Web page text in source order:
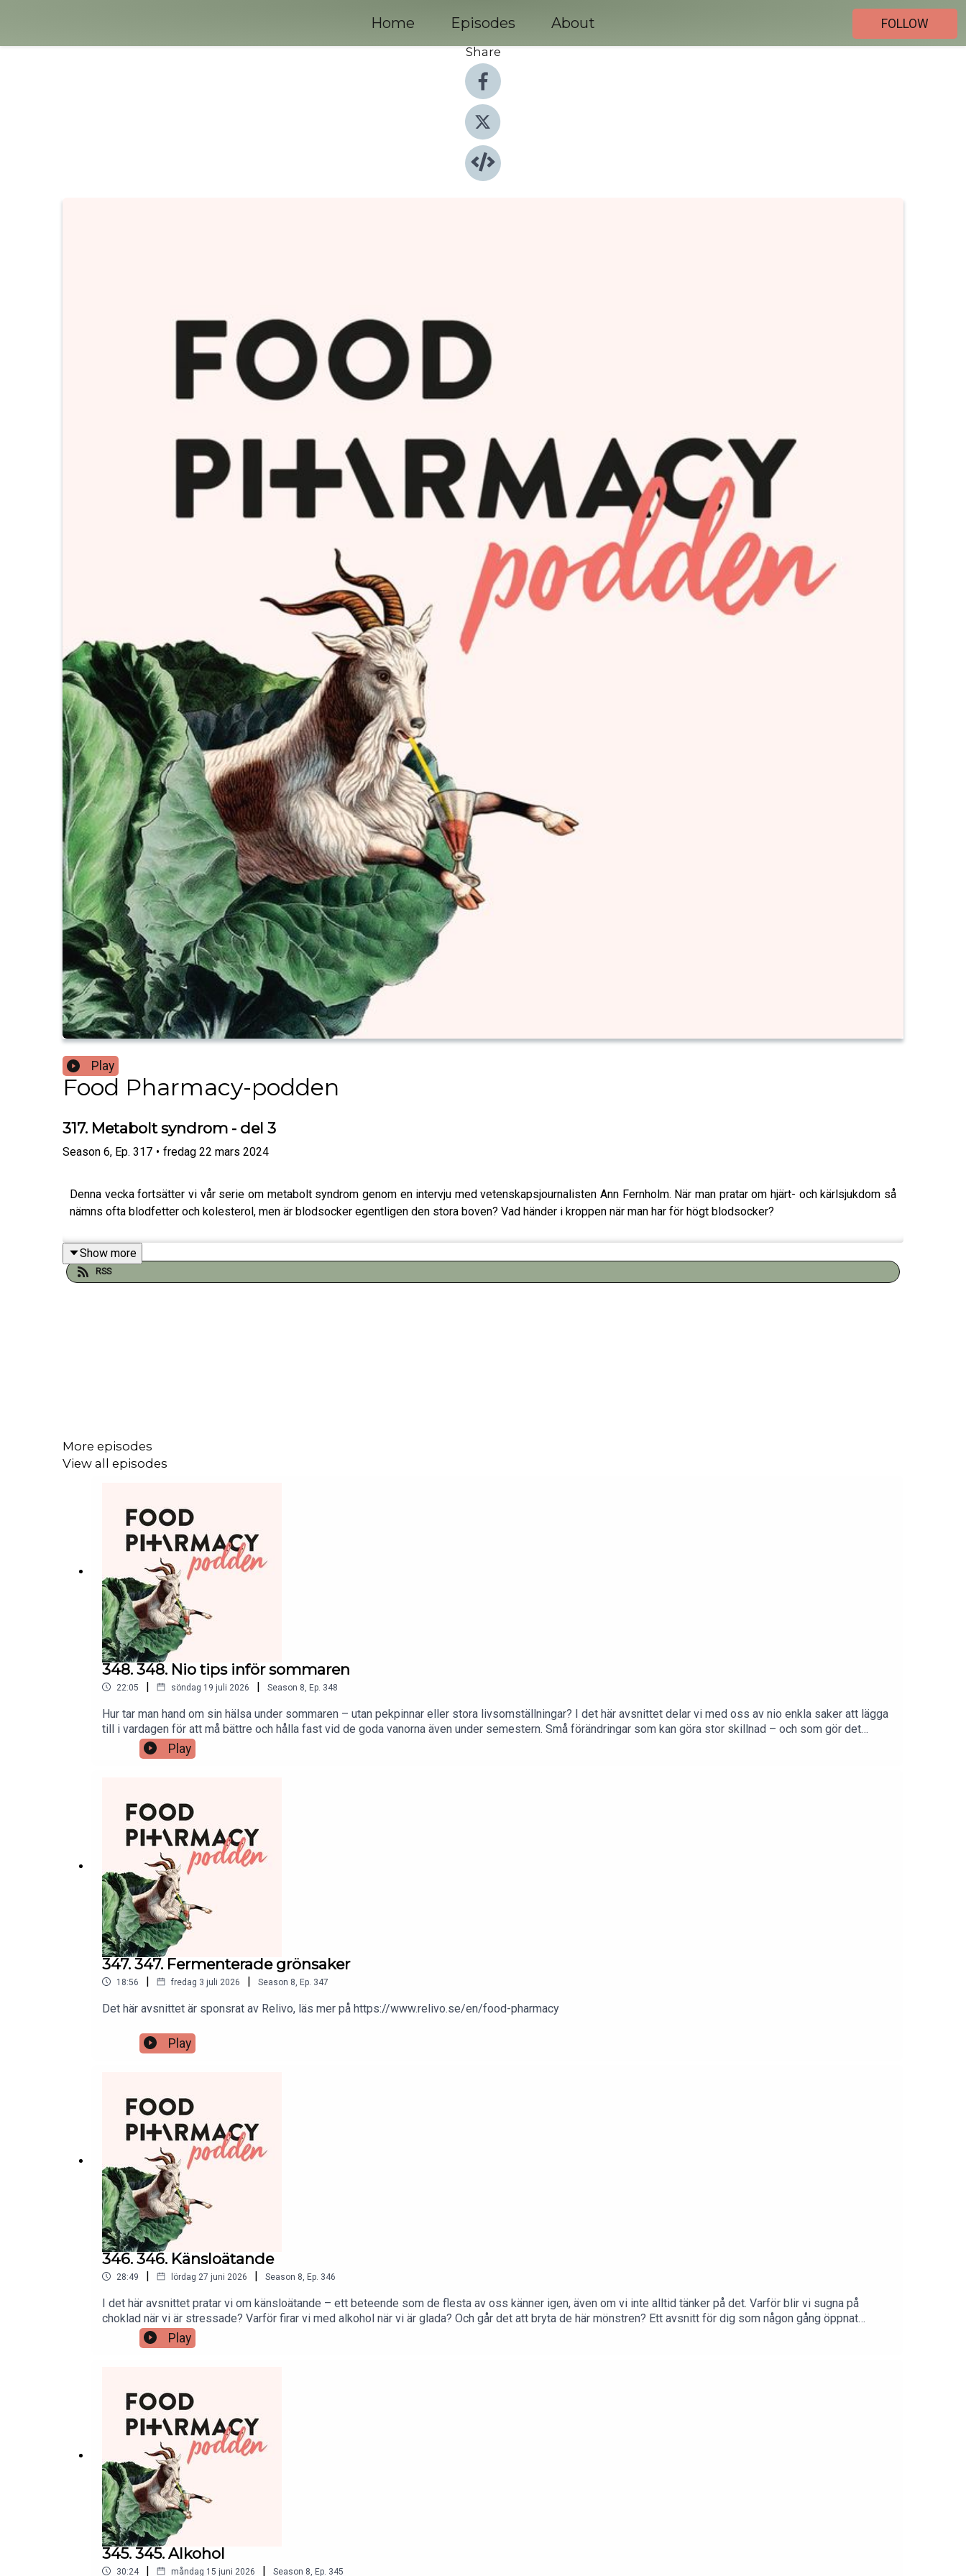
Home Episodes About
FOLLOW
Share
Play
Food Pharmacy-podden
317. Metabolt syndrom - del 3
Season 6, Ep. 317 • fredag 22 mars 2024
Denna vecka fortsätter vi vår serie om metabolt syndrom genom en intervju med vetenskapsjournalisten Ann Fernholm. När man pratar om hjärt- och kärlsjukdom så
nämns ofta blodfetter och kolesterol, men är blodsocker egentligen den stora boven? Vad händer i kroppen när man har för högt blodsocker?
Show more
RSS
More episodes
View all episodes
348. 348. Nio tips inför sommaren
22:05 | söndag 19 juli 2026 | Season 8 Ep. 348
Hur tar man hand om sin hälsa under sommaren – utan pekpinnar eller stora livsomställningar? I det här avsnittet delar vi med oss av nio enkla saker att lägga
till i vardagen för att må bättre och hålla fast vid de goda vanorna även under semestern. Små förändringar som kan göra stor skillnad – och som gör det
lättare att njuta av sommaren, utan att tappa bort sig själv.Avsnittet är sponsrat av Relivo - vårt tionde tips inför semestern!
Play
347. 347. Fermenterade grönsaker
18:56 | fredag 3 juli 2026 | Season 8 Ep. 347
Det här avsnittet är sponsrat av Relivo, läs mer på https://www.relivo.se/en/food-pharmacy
Play
346. 346. Känsloätande
28:49 | lördag 27 juni 2026 | Season 8 Ep. 346
I det här avsnittet pratar vi om känsloätande – ett beteende som de flesta av oss känner igen, även om vi inte alltid tänker på det. Varför blir vi sugna på
choklad när vi är stressade? Varför firar vi med alkohol när vi är glada? Och går det att bryta de här mönstren? Ett avsnitt för dig som någon gång öppnat
kylskåpet utan att egentligen vara hungrig!Avsnittet är sponsrat av Relivo
Play
345. 345. Alkohol
30:24 | måndag 15 juni 2026 | Season 8, Ep. 345